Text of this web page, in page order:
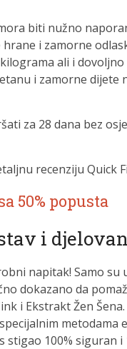
biti nužno
i zamorne
ali i
i zamorne dijete
za 28 dana bez
recenziju Quick
50% popusta
i
napitak! Samo
dokazano da
i Ekstrakt Žen
metodama
stigao 100% siguran